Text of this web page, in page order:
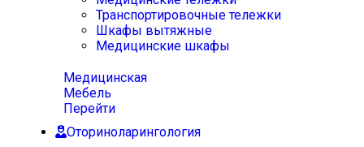
Транспортировочные тележки
Шкафы вытяжные
Медицинские шкафы
Медицинская
Мебель
Перейти
Оториноларингология